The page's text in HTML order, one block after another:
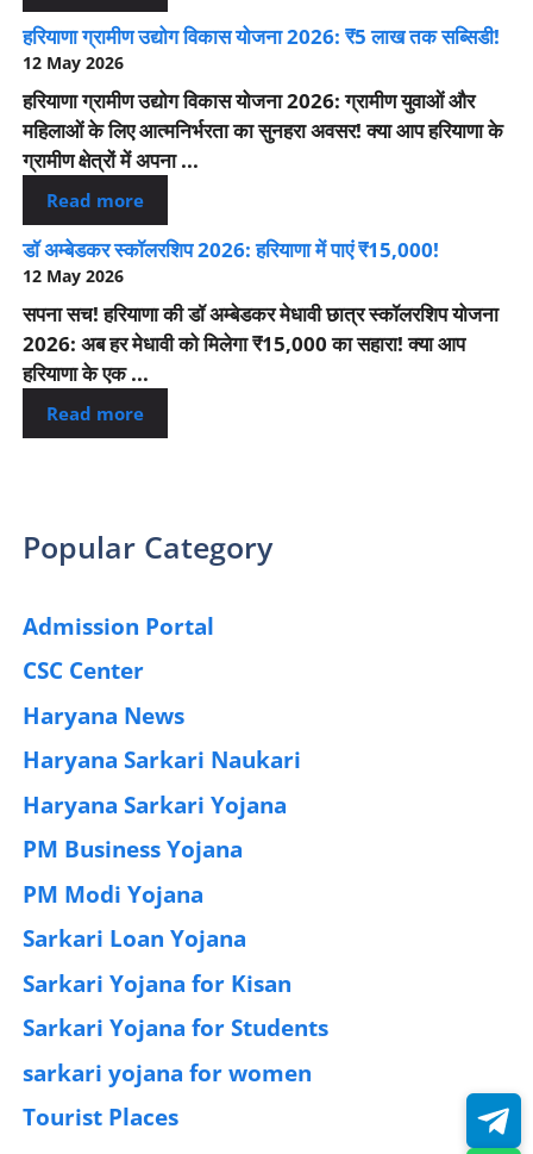
हरियाणा ग्रामीण उद्योग विकास योजना 2026: ₹5 लाख तक सब्सिडी!
12 May 2026
हरियाणा ग्रामीण उद्योग विकास योजना 2026: ग्रामीण युवाओं और
महिलाओं के लिए आत्मनिर्भरता का सुनहरा अवसर! क्या आप हरियाणा के
ग्रामीण क्षेत्रों में अपना ...
Read more
डॉ अम्बेडकर स्कॉलरशिप 2026: हरियाणा में पाएं ₹15,000!
12 May 2026
सपना सच! हरियाणा की डॉ अम्बेडकर मेधावी छात्र स्कॉलरशिप योजना
2026: अब हर मेधावी को मिलेगा ₹15,000 का सहारा! क्या आप
हरियाणा के एक ...
Read more
Popular Category
Admission Portal
CSC Center
Haryana News
Haryana Sarkari Naukari
Haryana Sarkari Yojana
PM Business Yojana
PM Modi Yojana
Sarkari Loan Yojana
Sarkari Yojana for Kisan
Sarkari Yojana for Students
sarkari yojana for women
Tourist Places